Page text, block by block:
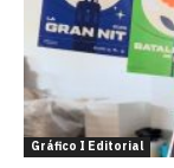
Gráfico I Editorial